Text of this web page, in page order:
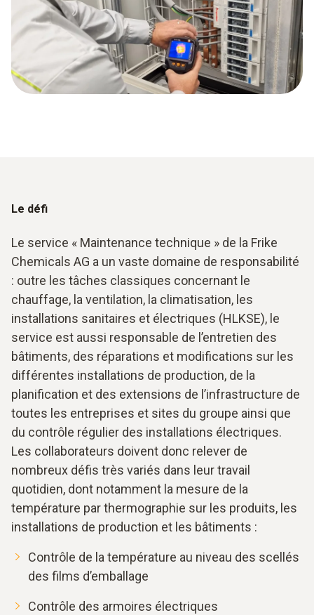
Le défi
Le service « Maintenance technique » de la Frike
Chemicals AG a un vaste domaine de responsabilité
: outre les tâches classiques concernant le
chauffage, la ventilation, la climatisation, les
installations sanitaires et électriques (HLKSE), le
service est aussi responsable de l’entretien des
bâtiments, des réparations et modifications sur les
différentes installations de production, de la
planification et des extensions de l’infrastructure de
toutes les entreprises et sites du groupe ainsi que
du contrôle régulier des installations électriques.
Les collaborateurs doivent donc relever de
nombreux défis très variés dans leur travail
quotidien, dont notamment la mesure de la
température par thermographie sur les produits, les
installations de production et les bâtiments :
Contrôle de la température au niveau des scellés
des films d’emballage
Contrôle des armoires électriques